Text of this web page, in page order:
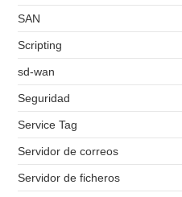
SAN
Scripting
sd-wan
Seguridad
Service Tag
Servidor de correos
Servidor de ficheros